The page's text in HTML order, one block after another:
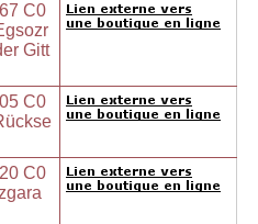
C0
Gitt
C0
C0